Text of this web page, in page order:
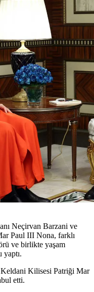
Neçirvan Barzani ve
Paul III Nona, farklı
ve birlikte yaşam
yaptı.
Kilisesi Patriği Mar
etti.